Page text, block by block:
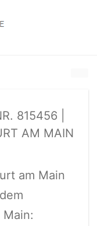
815456 |
AM MAIN
am Main